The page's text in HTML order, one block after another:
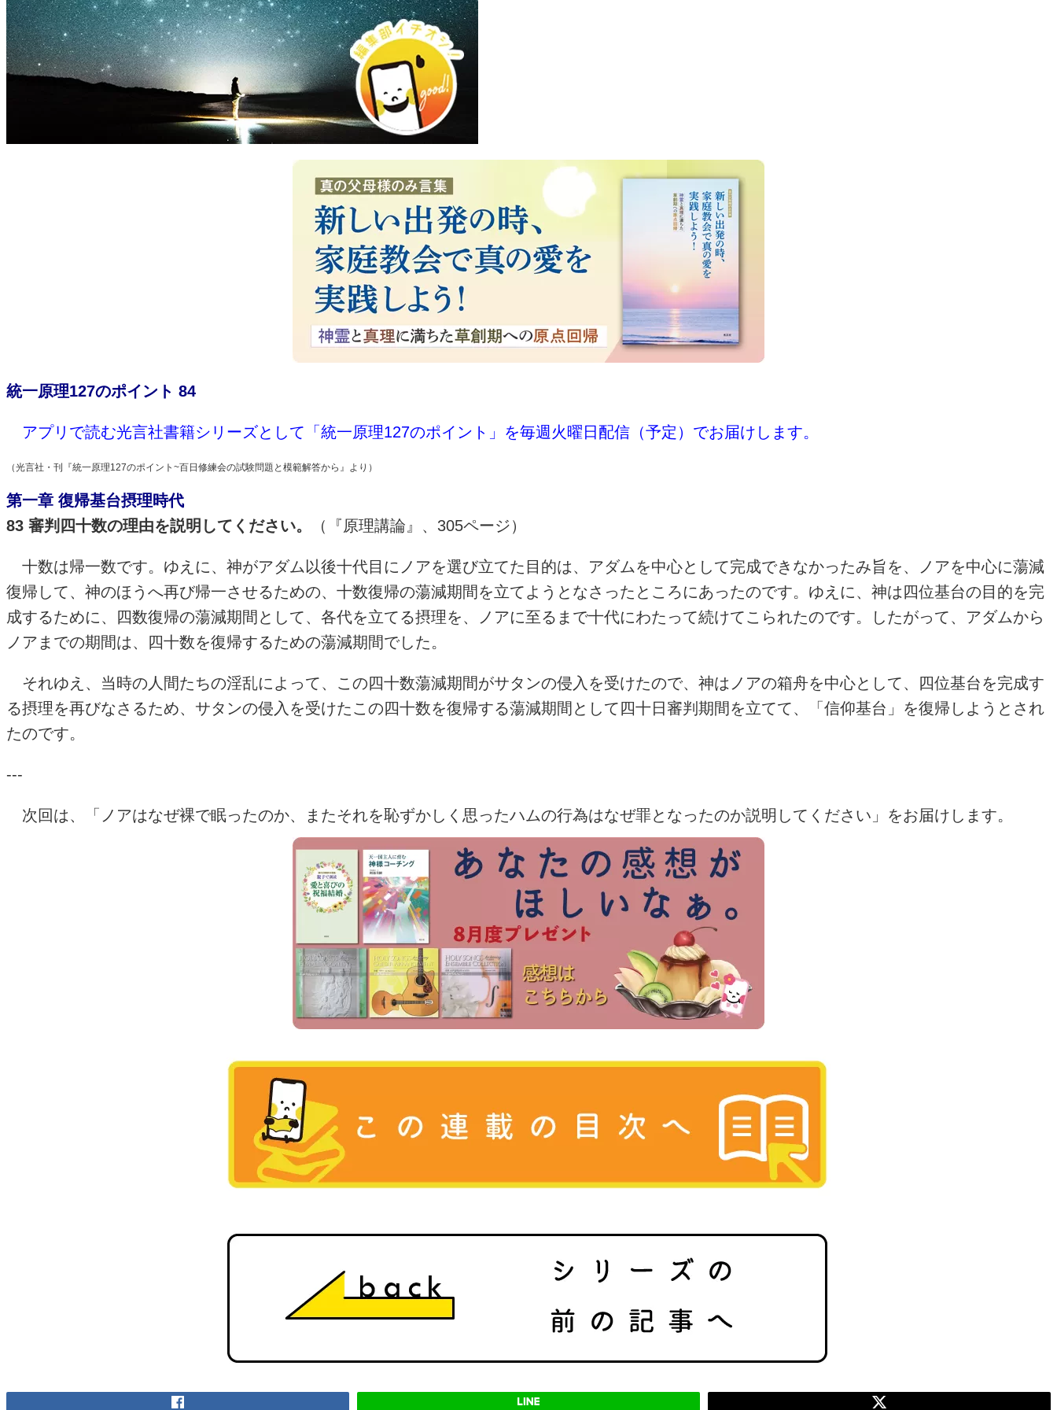
統一原理127のポイント 84
アプリで読む光言社書籍シリーズとして「 統一原理127のポイント」を毎週火曜日配信（予定）でお届けします。
（光言社・刊『統一原理127のポイント~百日修練会の試験問題と模範解答から』より）
第一章 復帰基台摂理時代
83 審判四十数の理由を説明してください。
（『原理講論』、305ページ）
十数は帰一数です。ゆえに、神がアダム以後十代目にノアを選び立てた目的は、アダムを中心として完成できなかったみ旨を、ノアを中心に蕩減
復帰して、神のほうへ再び帰一させるための、十数復帰の蕩減期間を立てようとなさったところにあったのです。ゆえに、神は四位基台の目的を完
成するために、四数復帰の蕩減期間として、各代を立てる摂理を、ノアに至るまで十代にわたって続けてこられたのです。したがって、アダムから
ノアまでの期間は、四十数を復帰するための蕩減期間でした。
それゆえ、当時の人間たちの淫乱によって、この四十数蕩減期間がサタンの侵入を受けたので、神はノアの箱舟を中心として、四位基台を完成す
る摂理を再びなさるため、サタンの侵入を受けたこの四十数を復帰する蕩減期間として四十日審判期間を立てて、「信仰基台」を復帰しようとされ
たのです。
---
次回は、「 ノアはなぜ裸で眠ったのか、またそれを恥ずかしく思ったハムの行為はなぜ罪となったのか説明してください 」をお届けします。